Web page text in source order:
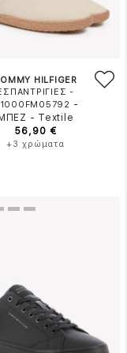
HILFIGER
-
-
ΜΠΕΖ - Textile
56,90 €
+3 χρώματα